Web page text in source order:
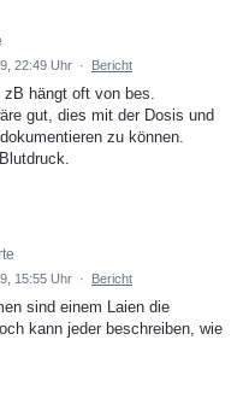
22:49 Uhr · Bericht
zB hängt oft von bes.
gut, dies mit der Dosis und
zu können.
15:55 Uhr · Bericht
sind einem Laien die
kann jeder beschreiben, wie